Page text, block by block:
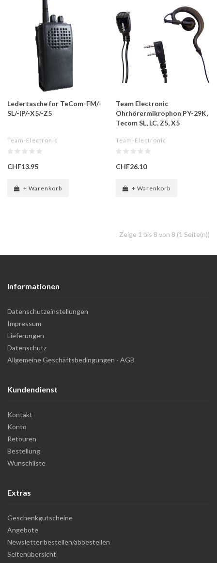
Ledertasche for TeCom-FM/-
SL/-IP/-X5/-Z5
Team-Electronic
CHF13.95
+ Warenkorb
Team Electronic
Ohrhörermikrophon PY-29K,
Tecom SL, LC, Z5, X5
Team-Electronic
CHF26.10
+ Warenkorb
Zeige 1 bis 8 von 8 (1 Seite(n))
Informationen
Datenschutzeinstellungen
Impressum
Lieferungen
Datenschutz
Allgemeine Geschäftsbedingungen - AGB
Kundendienst
Kontakt
Konto
Retouren
Bestellung
Wunschliste
Extras
Geschenkgutscheine
Angebote
Newsletter bestellen/abbestellen
Seitenübersicht